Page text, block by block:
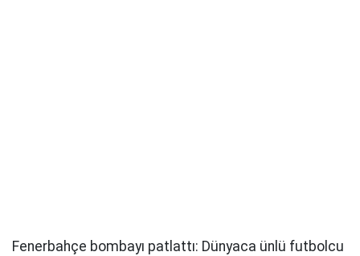
Fenerbahçe bombayı patlattı: Dünyaca ünlü futbolcu